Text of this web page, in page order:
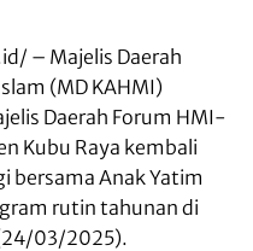
– Majelis Daerah
(MD KAHMI)
Daerah Forum HMI-
Kubu Raya kembali
bersama Anak Yatim
rutin tahunan di
03/2025).